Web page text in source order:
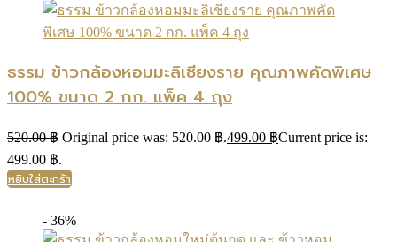
ธรรม ข้าวกล้องหอมมะลิเชียงราย คุณภาพคัดพิเศษ
100% ขนาด 2 กก. แพ็ค 4 ถุง
520.00฿ Original price was: 520.00 ฿.499.00 ฿Current price is:
499.00 ฿.
หยิบใส่ตะกร้า
- 36%